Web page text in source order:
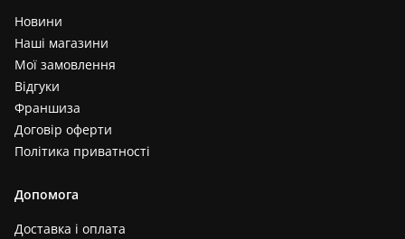
Новини
Наші магазини
Мої замовлення
Відгуки
Франшиза
Договір оферти
Політика приватності
Допомога
Доставка і оплата